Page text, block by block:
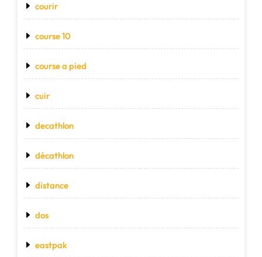
courir
course 10
course a pied
cuir
decathlon
décathlon
distance
dos
eastpak